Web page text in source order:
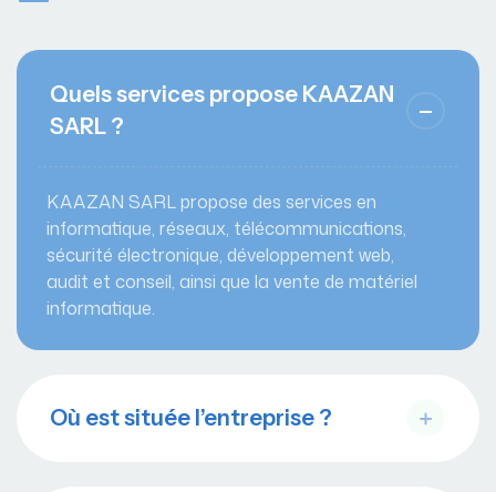
Quels services propose KAAZAN
SARL ?
KAAZAN SARL propose des services en
informatique, réseaux, télécommunications,
sécurité électronique, développement web,
audit et conseil, ainsi que la vente de matériel
informatique.
Où est située l’entreprise ?